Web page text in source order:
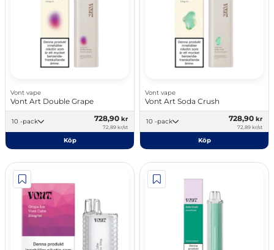
Vont vape
Vont Art Double Grape
10 -pack 728,90 kr
72,89 kr/st
Köp
Vont vape
Vont Art Soda Crush
10 -pack 728,90 kr
72,89 kr/st
Köp